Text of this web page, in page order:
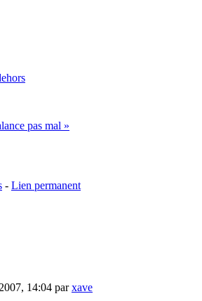
pas mal »
- Lien permanent
14:04 parxave